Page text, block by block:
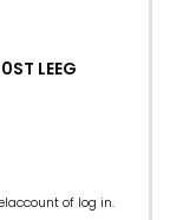
LEEG
of log in.